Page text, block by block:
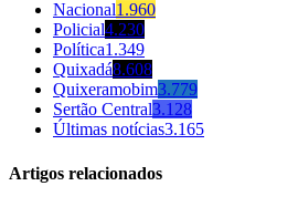
Nacional1.960
Policial4.230
Política1.349
Quixadá8.608
Quixeramobim3.779
Sertão Central3.128
Últimas notícias3.165
Artigos relacionados